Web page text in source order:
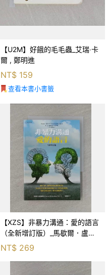
【U2M】好餓的毛毛蟲_艾瑞‧卡
爾 , 鄭明進
NT$ 159
查看本書小書籤
【XZS】非暴力溝通：愛的語言
（全新增訂版）_馬歇爾．盧森
堡, 蕭寶森
NT$ 269